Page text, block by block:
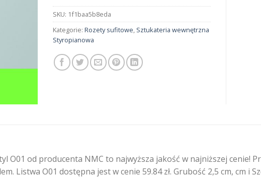
SKU: 1f1baa5b8eda
Kategorie: Rozety sufitowe, Sztukateria wewnętrzna
Styropianowa
O01 od producenta NMC to najwyższa jakość w najniższej cenie!
Listwa O01 dostępna jest w cenie 59.84 zł. Grubość 2,5 cm, cm i